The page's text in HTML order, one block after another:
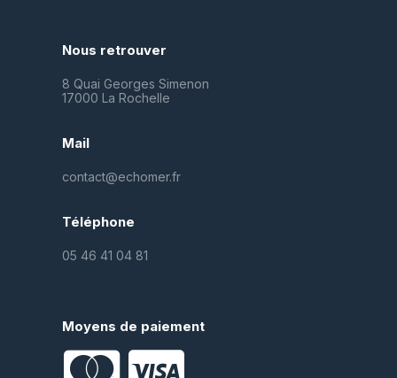
Nous retrouver
8 Quai Georges Simenon
17000 La Rochelle
Mail
contact@echomer.fr
Téléphone
05 46 41 04 81
Moyens de paiement